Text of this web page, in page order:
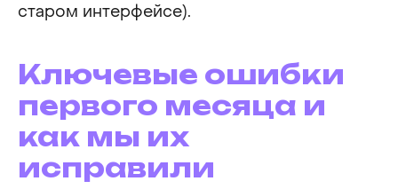
старом интерфейсе).
Ключевые ошибки
первого месяца и
как мы их
исправили